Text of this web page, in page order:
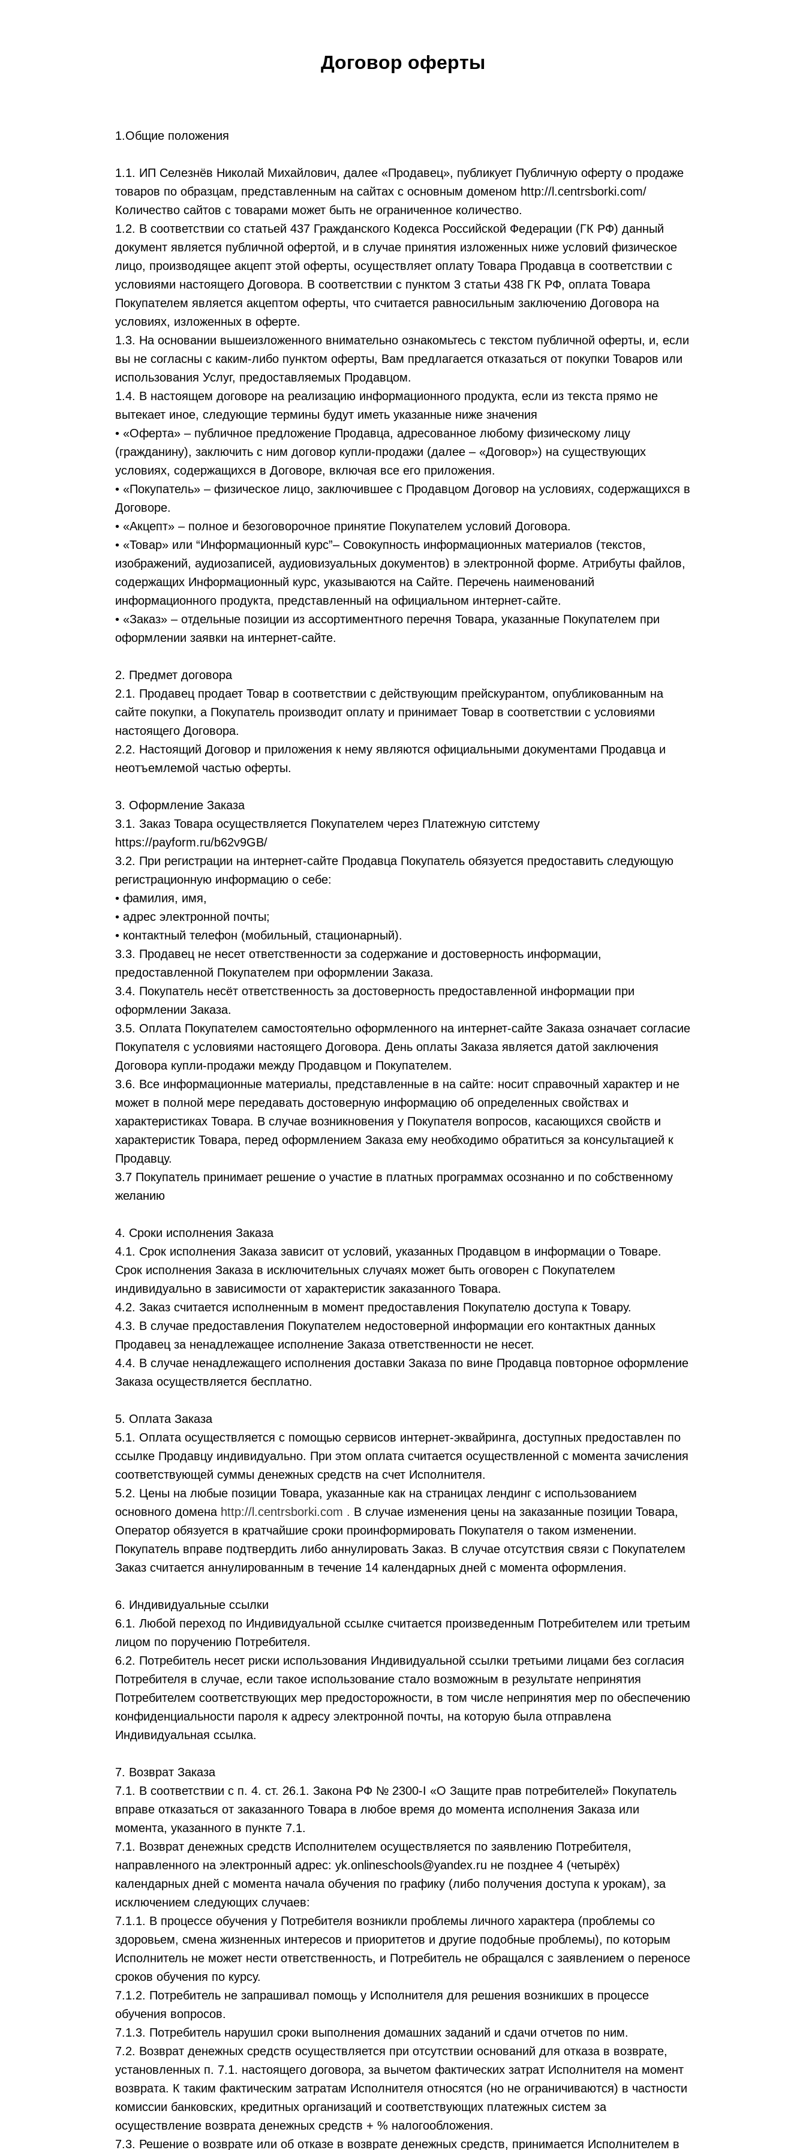
Договор оферты
1.Общие положения
1.1. ИП Селезнёв Николай Михайлович, далее «Продавец», публикует Публичную оферту о продаже
товаров по образцам, представленным на сайтах с основным доменом http://l.centrsborki.com/
Количество сайтов с товарами может быть не ограниченное количество.
1.2. В соответствии со статьей 437 Гражданского Кодекса Российской Федерации (ГК РФ) данный
документ является публичной офертой, и в случае принятия изложенных ниже условий физическое
лицо, производящее акцепт этой оферты, осуществляет оплату Товара Продавца в соответствии с
условиями настоящего Договора. В соответствии с пунктом 3 статьи 438 ГК РФ, оплата Товара
Покупателем является акцептом оферты, что считается равносильным заключению Договора на
условиях, изложенных в оферте.
1.3. На основании вышеизложенного внимательно ознакомьтесь с текстом публичной оферты, и, если
вы не согласны с каким-либо пунктом оферты, Вам предлагается отказаться от покупки Товаров или
использования Услуг, предоставляемых Продавцом.
1.4. В настоящем договоре на реализацию информационного продукта, если из текста прямо не
вытекает иное, следующие термины будут иметь указанные ниже значения
• «Оферта» – публичное предложение Продавца, адресованное любому физическому лицу
(гражданину), заключить с ним договор купли-продажи (далее – «Договор») на существующих
условиях, содержащихся в Договоре, включая все его приложения.
• «Покупатель» – физическое лицо, заключившее с Продавцом Договор на условиях, содержащихся в
Договоре.
• «Акцепт» – полное и безоговорочное принятие Покупателем условий Договора.
• «Товар» или “Информационный курс”– Совокупность информационных материалов (текстов,
изображений, аудиозаписей, аудиовизуальных документов) в электронной форме. Атрибуты файлов,
содержащих Информационный курс, указываются на Сайте. Перечень наименований
информационного продукта, представленный на официальном интернет-сайте.
• «Заказ» – отдельные позиции из ассортиментного перечня Товара, указанные Покупателем при
оформлении заявки на интернет-сайте.
2. Предмет договора
2.1. Продавец продает Товар в соответствии с действующим прейскурантом, опубликованным на
сайте покупки, а Покупатель производит оплату и принимает Товар в соответствии с условиями
настоящего Договора.
2.2. Настоящий Договор и приложения к нему являются официальными документами Продавца и
неотъемлемой частью оферты.
3. Оформление Заказа
3.1. Заказ Товара осуществляется Покупателем через Платежную ситстему
https://payform.ru/b62v9GB/
3.2. При регистрации на интернет-сайте Продавца Покупатель обязуется предоставить следующую
регистрационную информацию о себе:
• фамилия, имя,
• адрес электронной почты;
• контактный телефон (мобильный, стационарный).
3.3. Продавец не несет ответственности за содержание и достоверность информации,
предоставленной Покупателем при оформлении Заказа.
3.4. Покупатель несёт ответственность за достоверность предоставленной информации при
оформлении Заказа.
3.5. Оплата Покупателем самостоятельно оформленного на интернет-сайте Заказа означает согласие
Покупателя с условиями настоящего Договора. День оплаты Заказа является датой заключения
Договора купли-продажи между Продавцом и Покупателем.
3.6. Все информационные материалы, представленные в на сайте: носит справочный характер и не
может в полной мере передавать достоверную информацию об определенных свойствах и
характеристиках Товара. В случае возникновения у Покупателя вопросов, касающихся свойств и
характеристик Товара, перед оформлением Заказа ему необходимо обратиться за консультацией к
Продавцу.
3.7 Покупатель принимает решение о участие в платных программах осознанно и по собственному
желанию
4. Сроки исполнения Заказа
4.1. Срок исполнения Заказа зависит от условий, указанных Продавцом в информации о Товаре.
Срок исполнения Заказа в исключительных случаях может быть оговорен с Покупателем
индивидуально в зависимости от характеристик заказанного Товара.
4.2. Заказ считается исполненным в момент предоставления Покупателю доступа к Товару.
4.3. В случае предоставления Покупателем недостоверной информации его контактных данных
Продавец за ненадлежащее исполнение Заказа ответственности не несет.
4.4. В случае ненадлежащего исполнения доставки Заказа по вине Продавца повторное оформление
Заказа осуществляется бесплатно.
5. Оплата Заказа
5.1. Оплата осуществляется с помощью сервисов интернет-эквайринга, доступных предоставлен по
ссылке Продавцу индивидуально. При этом оплата считается осуществленной с момента зачисления
соответствующей суммы денежных средств на счет Исполнителя.
5.2. Цены на любые позиции Товара, указанные как на страницах лендинг с использованием
основного домена http://l.centrsborki.com . В случае изменения цены на заказанные позиции Товара,
Оператор обязуется в кратчайшие сроки проинформировать Покупателя о таком изменении.
Покупатель вправе подтвердить либо аннулировать Заказ. В случае отсутствия связи с Покупателем
Заказ считается аннулированным в течение 14 календарных дней с момента оформления.
6. Индивидуальные ссылки
6.1. Любой переход по Индивидуальной ссылке считается произведенным Потребителем или третьим
лицом по поручению Потребителя.
6.2. Потребитель несет риски использования Индивидуальной ссылки третьими лицами без согласия
Потребителя в случае, если такое использование стало возможным в результате непринятия
Потребителем соответствующих мер предосторожности, в том числе непринятия мер по обеспечению
конфиденциальности пароля к адресу электронной почты, на которую была отправлена
Индивидуальная ссылка.
7. Возврат Заказа
7.1. В соответствии с п. 4. ст. 26.1. Закона РФ № 2300-I «О Защите прав потребителей» Покупатель
вправе отказаться от заказанного Товара в любое время до момента исполнения Заказа или
момента, указанного в пункте 7.1.
7.1. Возврат денежных средств Исполнителем осуществляется по заявлению Потребителя,
направленного на электронный адрес: yk.onlineschools@yandex.ru не позднее 4 (четырёх)
календарных дней с момента начала обучения по графику (либо получения доступа к урокам), за
исключением следующих случаев:
7.1.1. В процессе обучения у Потребителя возникли проблемы личного характера (проблемы со
здоровьем, смена жизненных интересов и приоритетов и другие подобные проблемы), по которым
Исполнитель не может нести ответственность, и Потребитель не обращался с заявлением о переносе
сроков обучения по курсу.
7.1.2. Потребитель не запрашивал помощь у Исполнителя для решения возникших в процессе
обучения вопросов.
7.1.3. Потребитель нарушил сроки выполнения домашних заданий и сдачи отчетов по ним.
7.2. Возврат денежных средств осуществляется при отсутствии оснований для отказа в возврате,
установленных п. 7.1. настоящего договора, за вычетом фактических затрат Исполнителя на момент
возврата. К таким фактическим затратам Исполнителя относятся (но не ограничиваются) в частности
комиссии банковских, кредитных организаций и соответствующих платежных систем за
осуществление возврата денежных средств + % налогообложения.
7.3. Решение о возврате или об отказе в возврате денежных средств, принимается Исполнителем в